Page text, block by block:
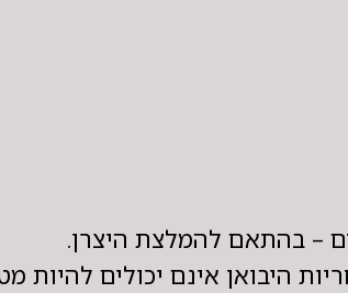
היבואן אינם יכולים להיות